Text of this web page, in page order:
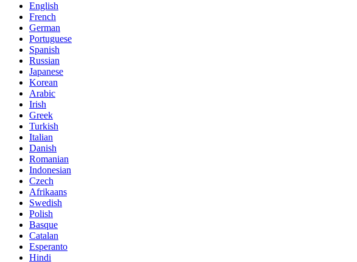
English
French
German
Portuguese
Spanish
Russian
Japanese
Korean
Arabic
Irish
Greek
Turkish
Italian
Danish
Romanian
Indonesian
Czech
Afrikaans
Swedish
Polish
Basque
Catalan
Esperanto
Hindi